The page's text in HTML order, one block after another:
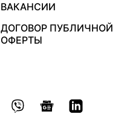
ВАКАНСИИ
ДОГОВОР ПУБЛИЧНОЙ
ОФЕРТЫ